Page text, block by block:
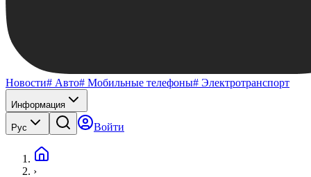
Новости# Авто# Мобильные телефоны# Электротранспорт
Информация
Рус Войти
›